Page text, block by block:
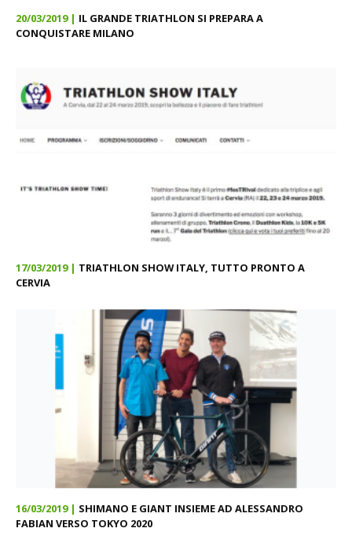
20/03/2019 | IL GRANDE TRIATHLON SI PREPARA A
CONQUISTARE MILANO
17/03/2019 | TRIATHLON SHOW ITALY, TUTTO PRONTO A
CERVIA
16/03/2019 | SHIMANO E GIANT INSIEME AD ALESSANDRO
FABIAN VERSO TOKYO 2020